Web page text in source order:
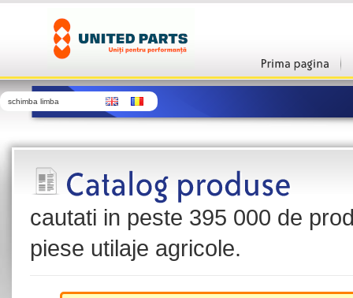
schimba limba
cautati in peste 395 000 de
piese utilaje agricole.